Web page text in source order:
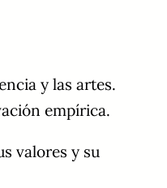
y las artes.
empírica.
valores y su